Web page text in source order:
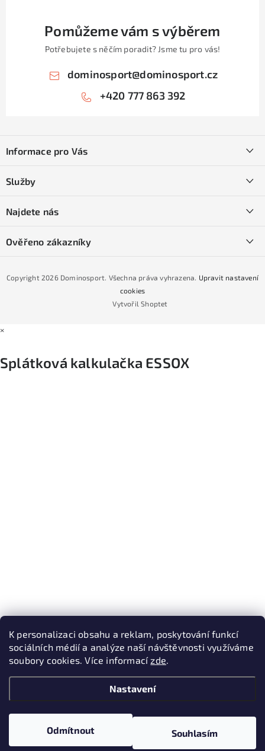
K personalizaci obsahu a reklam, poskytování funkcí
sociálních médií a analýze naší návštěvnosti využíváme
soubory cookies. Více informacízde.
Nastavení
Odmítnout Souhlasím
Pomůžeme vám s výběrem
Potřebujete s něčím poradit? Jsme tu pro vás!
dominosport@dominosport.cz
+420 777 863 392
pInformace pro Vás
Obchodní podmínky
Podmínky GDPR
Podmínky nákupu na splátky ESSOX
Služby
Naše prodejna
Najdete nás
Ověřeno zákazníky
Vytvořil Shoptet
Copyright 2026 Dominosport. Všechna práva vyhrazena. Upravit nastavení
cookies
×
Splátková kalkulačka ESSOX